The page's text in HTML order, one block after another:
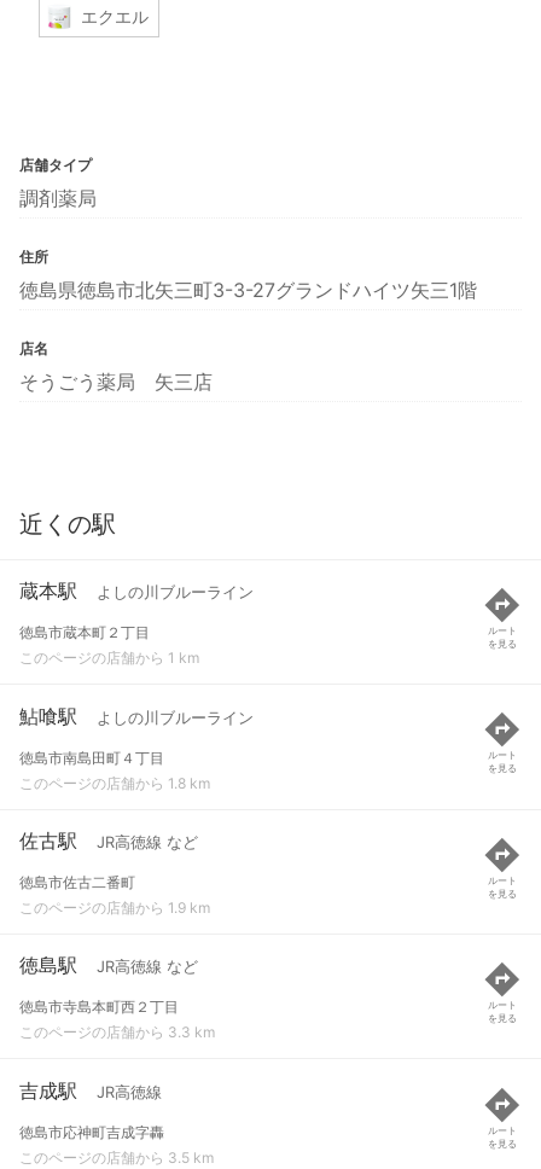
エクエル
店舗タイプ
調剤薬局
住所
徳島県徳島市北矢三町3-3-27グランドハイツ矢三1階
店名
そうごう薬局 矢三店
近くの駅
蔵本駅 よしの川ブルーライン
徳島市蔵本町２丁目
このページの店舗から 1 km
ルート
を見る
鮎喰駅 よしの川ブルーライン
徳島市南島田町４丁目
このページの店舗から 1.8 km
ルート
を見る
佐古駅 JR高徳線 など
徳島市佐古二番町
このページの店舗から 1.9 km
ルート
を見る
徳島駅 JR高徳線 など
徳島市寺島本町西２丁目
このページの店舗から 3.3 km
ルート
を見る
吉成駅 JR高徳線
徳島市応神町吉成字轟
このページの店舗から 3.5 km
ルート
を見る